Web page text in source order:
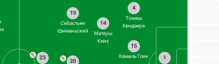
1
4
Томаш
Кендзера
15
Камиль Глик
14
Матеуш
Клих
19
Себастьян
Шиманьский
20
23